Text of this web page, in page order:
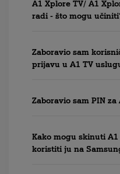
A1 Xplore TV/ A1
radi - što mogu
Zaboravio sam
prijavu u A1 TV
Zaboravio sam PIN za
Kako mogu skinuti
koristiti ju na